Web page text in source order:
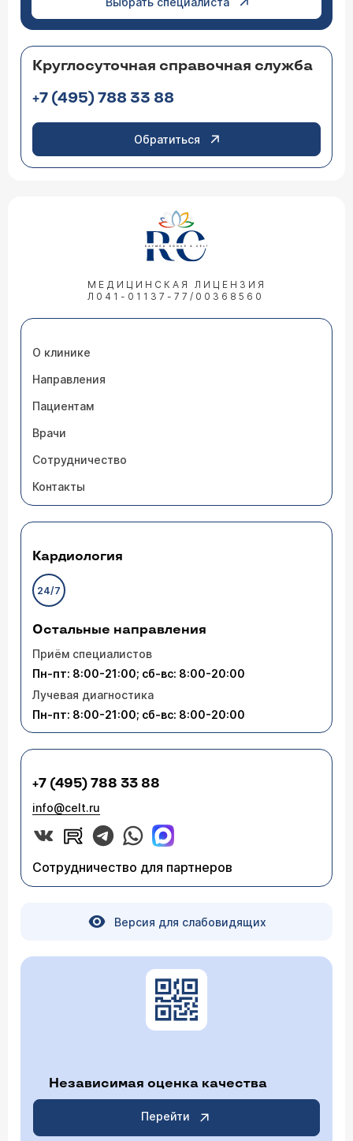
Круглосуточная справочная служба
+7 (495) 788 33 88
Обратиться
МЕДИЦИНСКАЯ ЛИЦЕНЗИЯ
Л041-01137-77/00368560
О клинике
Направления
Пациентам
Врачи
Сотрудничество
Контакты
Кардиология
24/7
Остальные направления
Приём специалистов
Пн-пт: 8:00-21:00; сб-вс: 8:00-20:00
Лучевая диагностика
Пн-пт: 8:00-21:00; сб-вс: 8:00-20:00
+7 (495) 788 33 88
info@celt.ru
Сотрудничество для партнеров
Версия для слабовидящих
Независимая оценка качества
Перейти